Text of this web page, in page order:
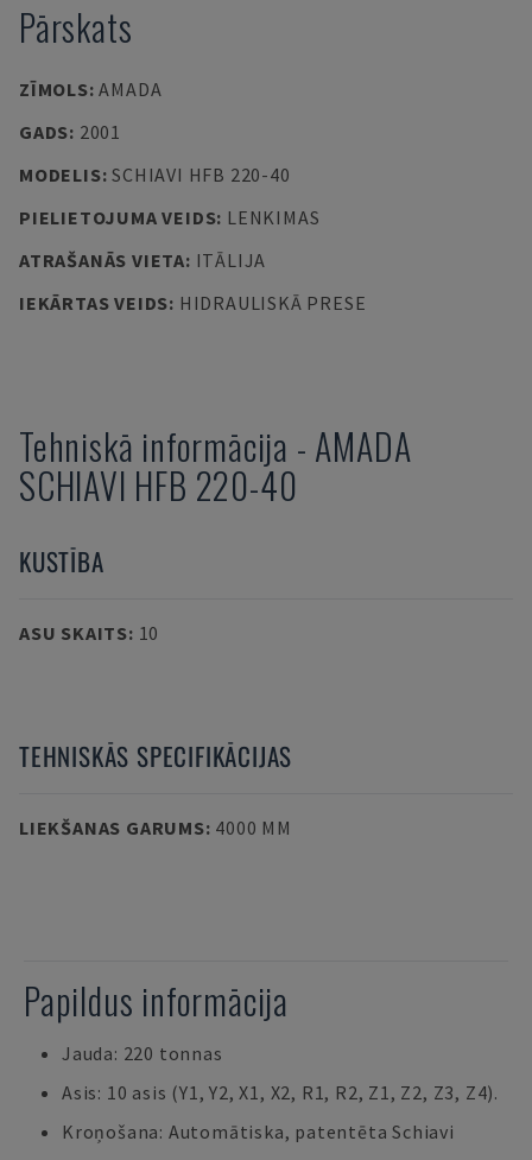
Pārskats
ZĪMOLS:AMADA
GADS: 2001
MODELIS:SCHIAVI HFB 220-40
PIELIETOJUMA VEIDS: LENKIMAS
ATRAŠANĀS VIETA: ITĀLIJA
IEKĀRTAS VEIDS: HIDRAULISKĀ PRESE
Tehniskā informācija - AMADA
SCHIAVI HFB 220-40
KUSTĪBA
ASU SKAITS: 10
TEHNISKĀS SPECIFIKĀCIJAS
LIEKŠANAS GARUMS: 4000 MM
Papildus informācija
Jauda: 220 tonnas
Asis: 10 asis (Y1, Y2, X1, X2, R1, R2, Z1, Z2, Z3, Z4).
Kroņošana: Automātiska, patentēta Schiavi